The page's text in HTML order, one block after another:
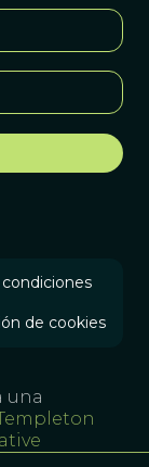
de cookies
una